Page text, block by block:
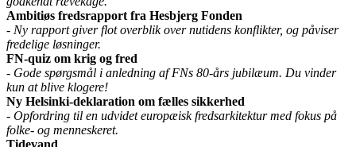
Ambitiøs fredsrapport fra Hesbjerg Fonden
- Ny rapport giver flot overblik over nutidens konflikter, og påviser
fredelige løsninger.
FN-quiz om krig og fred
- Gode spørgsmål i anledning af FNs 80-års jubilæum. Du vinder
kun at blive klogere!
Ny Helsinki-deklaration om fælles sikkerhed
- Opfordring til en udvidet europæisk fredsarkitektur med fokus på
folke- og menneskeret.
Tidevand